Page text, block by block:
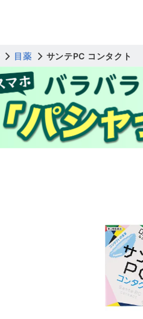
目薬 サンテPC コンタクト